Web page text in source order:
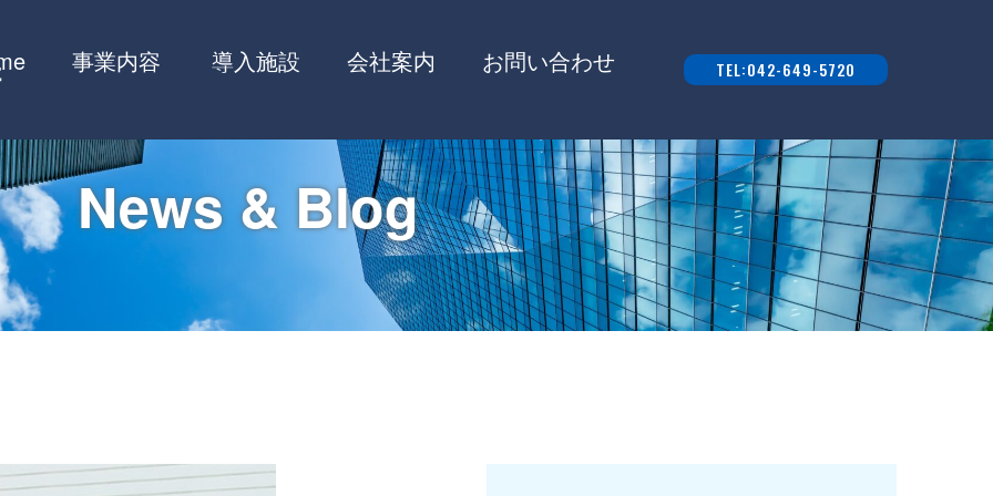
事業内容 導入施設 会社案内 お問い合わせ TEL:042-649-5720
News & Blog